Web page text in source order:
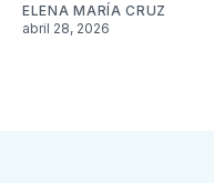
ELENA MARÍA CRUZ
abril 28, 2026